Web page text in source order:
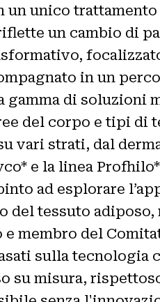
unico
un cambio di
in un
di
del corpo e tipi di
vari strati, dal
e la linea
ad esplorare
del tessuto
e membro del
sulla tecnologia
su misura,